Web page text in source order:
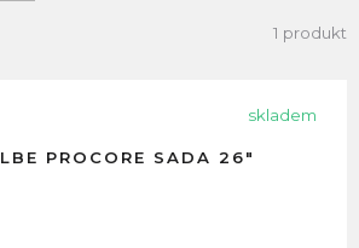
1 produkt
skladem
PROCORE SADA 26"